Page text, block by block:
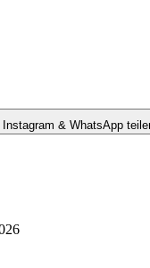
& WhatsApp